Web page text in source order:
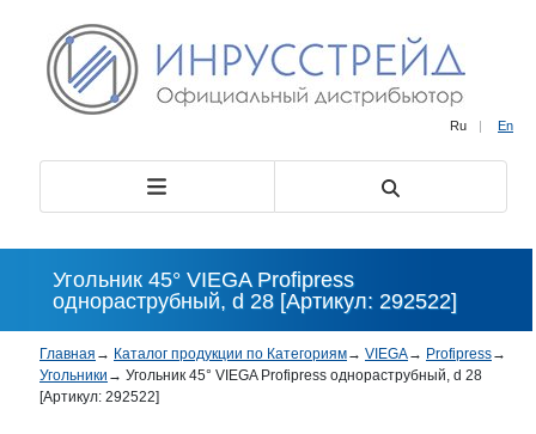
Ru | En
Угольник 45° VIEGA Profipress
однораструбный, d 28 [Артикул: 292522]
Главная → Каталог продукции по Категориям→ VIEGA→ Profipress→
Угольники → Угольник 45° VIEGA Profipress однораструбный, d 28
[Артикул: 292522]